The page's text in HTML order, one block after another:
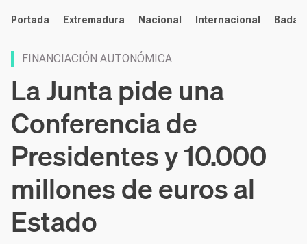
noticias
Portada Extremadura Nacional Internacional
FINANCIACIÓN AUTONÓMICA
La Junta pide una
Conferencia de
Presidentes y 10.000
millones de euros al
Estado